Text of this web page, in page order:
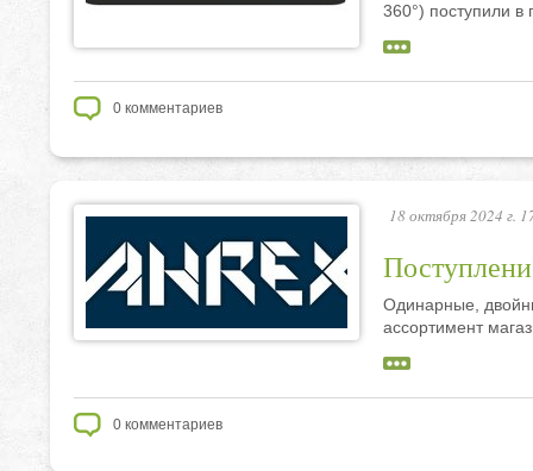
360°) поступили в
0 комментариев
18 октября 2024 г.
Одинарные,
ассортимент
0 комментариев